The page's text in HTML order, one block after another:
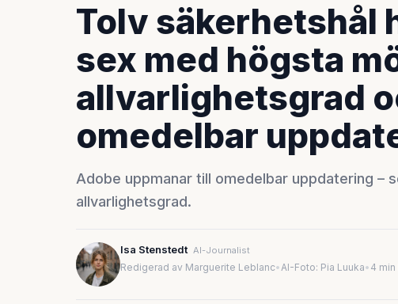
Tolv säkerhetshål
sex med högsta
allvarlighetsgrad
omedelbar
Adobe uppmanar till omedelbar uppdatering –
allvarlighetsgrad.
Isa Stenstedt AI-Journalist
Redigerad av Marguerite Leblanc•AI-Foto: Pia Luuka• 4 min